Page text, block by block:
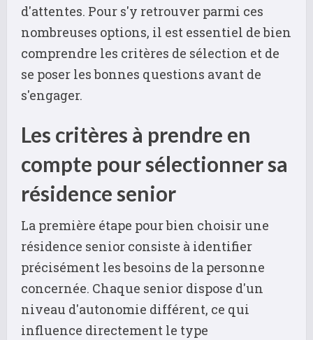
d'attentes. Pour s'y retrouver parmi ces
nombreuses options, il est essentiel de bien
comprendre les critères de sélection et de
se poser les bonnes questions avant de
s'engager.
Les critères à prendre en
compte pour sélectionner sa
résidence senior
La première étape pour bien choisir une
résidence senior consiste à identifier
précisément les besoins de la personne
concernée. Chaque senior dispose d'un
niveau d'autonomie différent, ce qui
influence directement le type